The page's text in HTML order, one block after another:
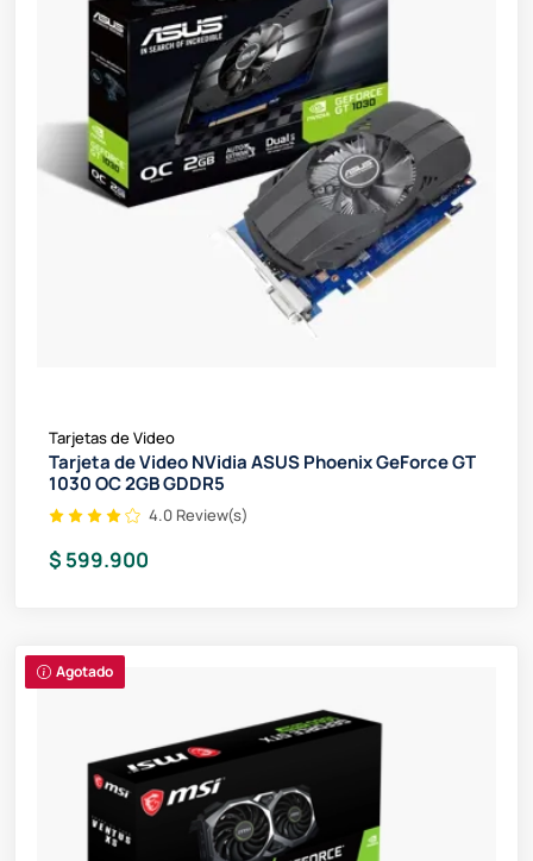
Tarjetas de Video
Tarjeta de Video NVidia ASUS Phoenix GeForce GT
1030 OC 2GB GDDR5
4.0 Review(s)
$ 599.900
Agotado